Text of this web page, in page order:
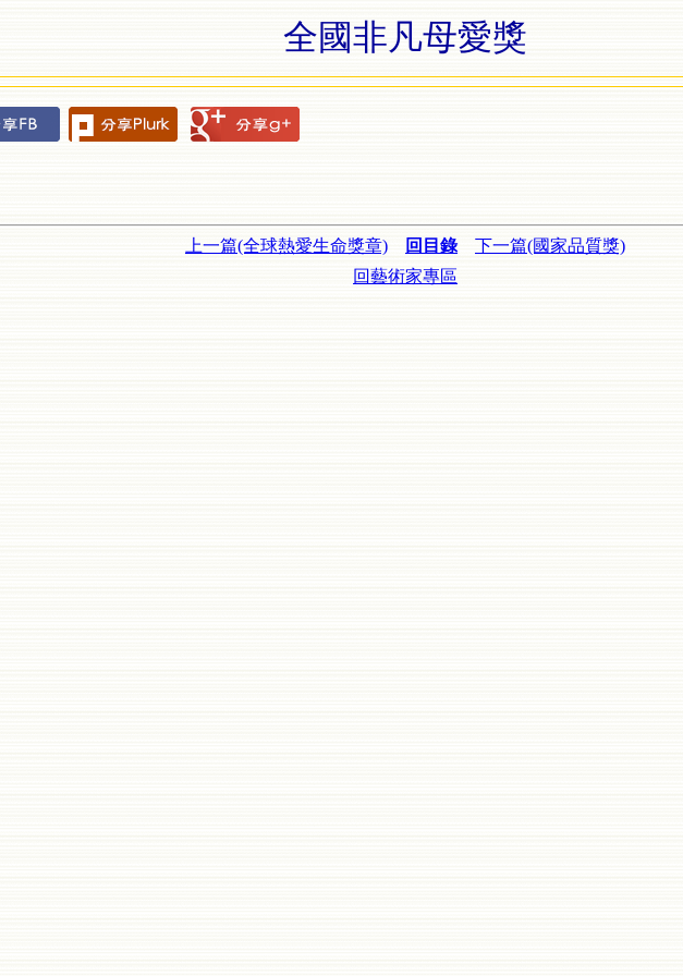
全國非凡母愛獎
上一篇(全球熱愛生命獎章) 回目錄
下一篇(國家品質獎)
回藝術家專區